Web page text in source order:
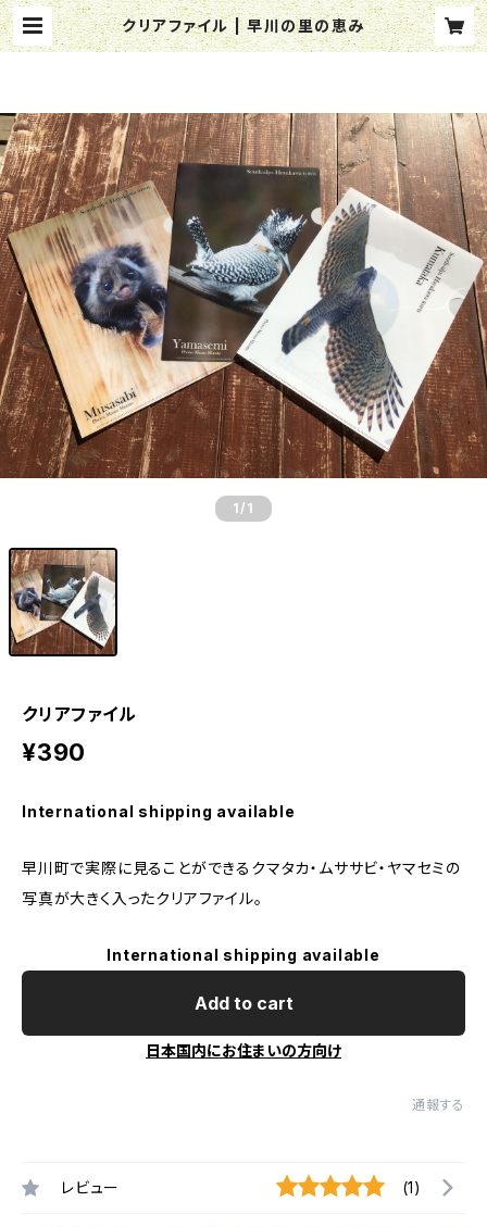
クリアファイル | 早川の里の恵み
1 /1
クリアファイル
¥390
International shipping available
早川町で実際に見ることができるクマタカ・ムササビ・ヤマセミの
写真が大きく入ったクリアファイル。
International shipping available
Add to cart
日本国内にお住まいの方向け
通報する
レビュー (1)